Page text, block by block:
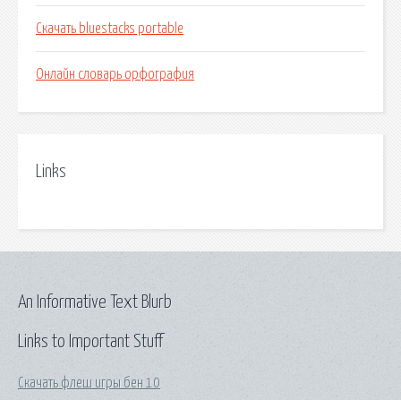
Скачать bluestacks portable
Онлайн словарь орфография
Links
Links to Important Stuff
Скачать флеш игры бен 10
An Informative Text Blurb